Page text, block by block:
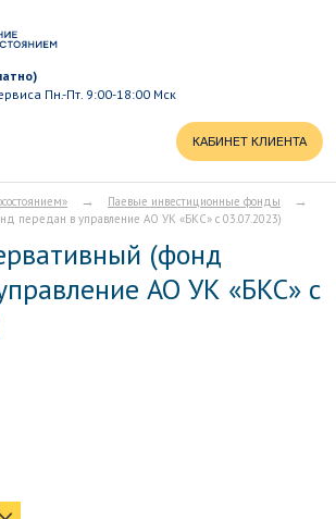
Пн.-Пт. 9:00-18:00 Мск
КАБИНЕТ КЛИЕНТА
→ Паевые инвестиционные фонды →
передан в управление АО УК «БКС» с 03.07.2023)
(фонд
АО УК «БКС» с